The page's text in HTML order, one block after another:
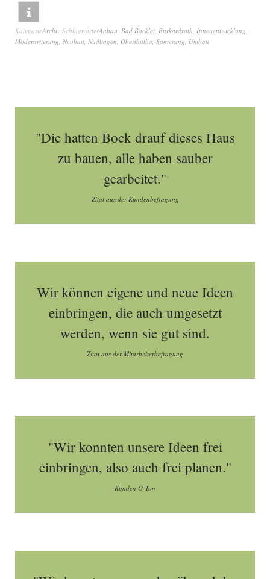
KategorieArchiv SchlagwörterAnbau, Bad Bocklet, Burkardroth, Innenentwicklung,
Modernisierung, Neubau, Nüdlingen, Oberthulba, Sanierung, Umbau
"Die hatten Bock drauf dieses Haus
zu bauen, alle haben sauber
gearbeitet."
Zitat aus der Kundenbefragung
Wir können eigene und neue Ideen
einbringen, die auch umgesetzt
werden, wenn sie gut sind.
Zitat aus der Mitarbeiterbefragung
"Wir konnten unsere Ideen frei
einbringen, also auch frei planen."
Kunden O-Ton